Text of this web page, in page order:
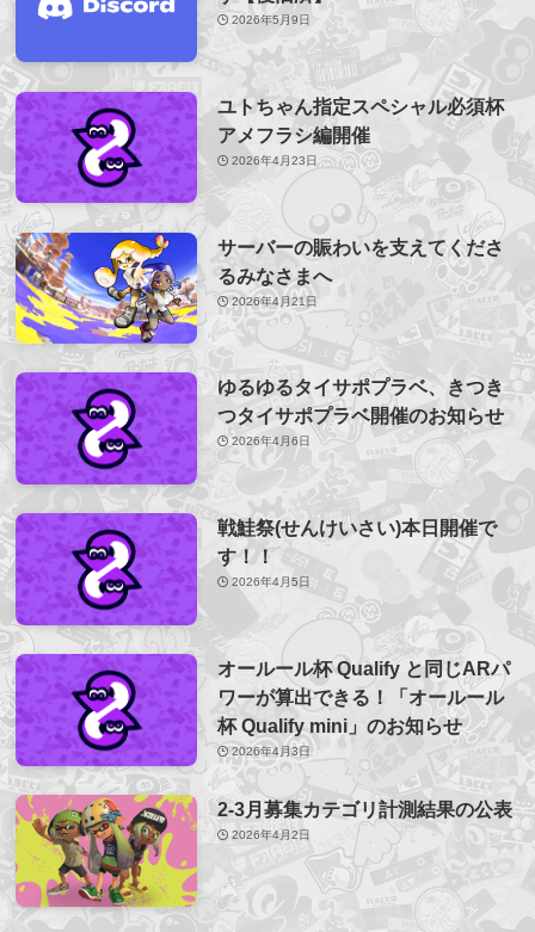
2026年5月9日
ユトちゃん指定スペシャル必須杯
アメフラシ編開催
2026年4月23日
サーバーの賑わいを支えてくださ
るみなさまへ
2026年4月21日
ゆるゆるタイサポプラベ、きつき
つタイサポプラベ開催のお知らせ
2026年4月6日
戦鮭祭(せんけいさい)本日開催で
す！！
2026年4月5日
オールール杯 Qualify と同じARパ
ワーが算出できる！「オールール
杯 Qualify mini」のお知らせ
2026年4月3日
2-3月募集カテゴリ計測結果の公表
2026年4月2日